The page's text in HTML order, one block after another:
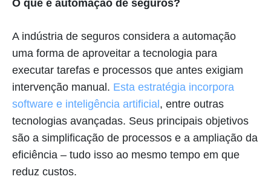
O que é automação de seguros?
A indústria de seguros considera a automação
uma forma de aproveitar a tecnologia para
executar tarefas e processos que antes exigiam
intervenção manual. Esta estratégia incorpora
software e inteligência artificial, entre outras
tecnologias avançadas. Seus principais objetivos
são a simplificação de processos e a ampliação da
eficiência – tudo isso ao mesmo tempo em que
reduz custos.